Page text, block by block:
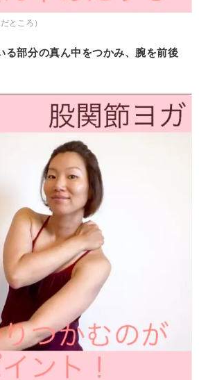
ところ）
る部分の真ん中をつかみ、腕を前後